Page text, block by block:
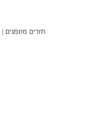
תזרים מזומנים |